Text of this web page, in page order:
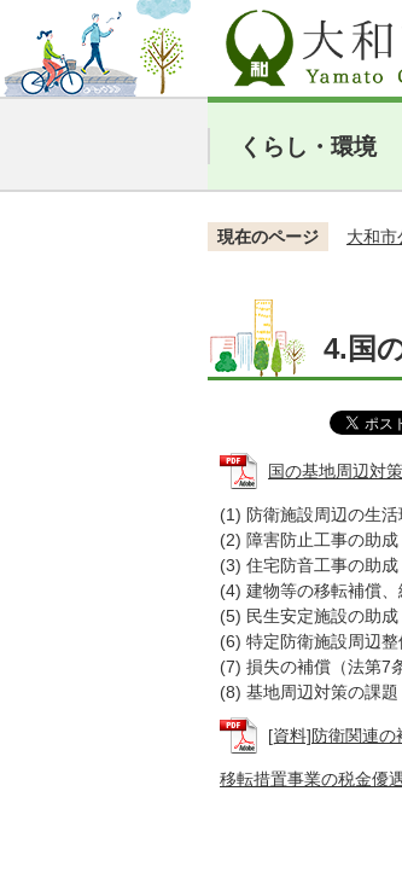
くらし・環境
現在のページ 大和市
4.国
国の基地周辺対
(1) 防衛施設周辺の生
(2) 障害防止工事の助成
(3) 住宅防音工事の助成
(4) 建物等の移転補償、
(5) 民生安定施設の助成
(6) 特定防衛施設周辺整
(7) 損失の補償（法第7
(8) 基地周辺対策の課題
[資料]防衛関連
移転措置事業の税金優